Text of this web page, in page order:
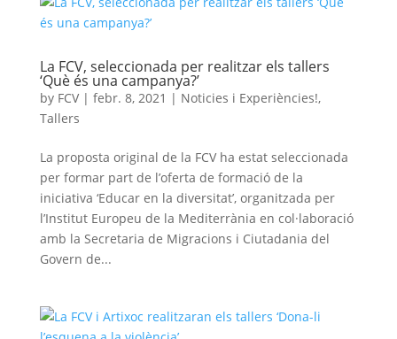
La FCV, seleccionada per realitzar els tallers
‘Què és una campanya?’
by FCV| febr. 8, 2021 | Noticies i Experiències!,
Tallers
La proposta original de la FCV ha estat seleccionada
per formar part de l’oferta de formació de la
iniciativa ‘Educar en la diversitat’, organitzada per
l’Institut Europeu de la Mediterrània en col·laboració
amb la Secretaria de Migracions i Ciutadania del
Govern de...